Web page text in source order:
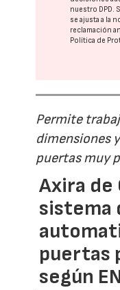
nuestro DPD.
se ajusta a la
reclamación
Política de
Permite
dimensiones
puertas muy
Axira de
sistema
puertas
según